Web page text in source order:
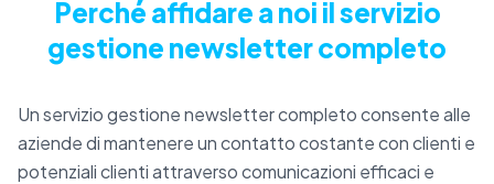
Perché affidare a noi il servizio
gestione newsletter completo
Un servizio gestione newsletter completo consente alle
aziende di mantenere un contatto costante con clienti e
potenziali clienti attraverso comunicazioni efficaci e